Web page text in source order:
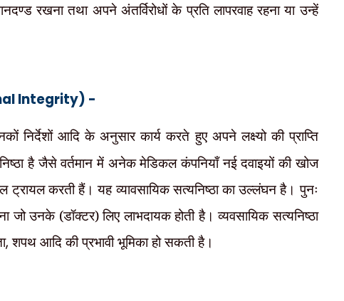
रखना तथा अपने अंतर्विरोधों के प्रति लापरवाह रहना या उन्हें
Integrity) -
निर्देशों आदि के अनुसार कार्य करते हुए अपने लक्ष्यो की प्राप्ति
है जैसे वर्तमान में अनेक मेडिकल कंपनियाँ नई दवाइयों की खोज
ट्रायल करती हैं। यह व्यावसायिक सत्यनिष्ठा का उल्लंघन है। पुनः
जो उनके (डॉक्टर) लिए लाभदायक होती है। व्यवसायिक सत्यनिष्ठा
,शपथ आदि की प्रभावी भूमिका हो सकती है।